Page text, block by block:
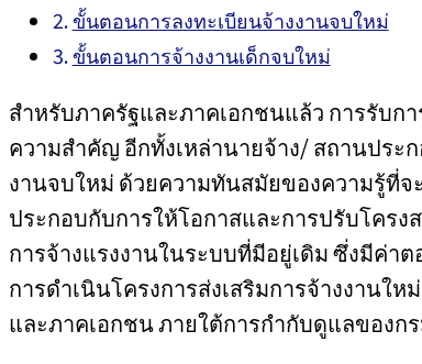
ขั้นตอนการลงทะเบียนจ้างงานจบใหม่
ขั้นตอนการจ้างงานเด็กจบใหม่
สำหรับภาครัฐและภาคเอกชนแล้ว การรับก
ความสำคัญ อีกทั้งเหล่านายจ้าง/ สถานประ
งานจบใหม่ ด้วยความทันสมัยของความรู้ที่จ
ประกอบกับการให้โอกาสและการปรับโคร
การจ้างแรงงานในระบบที่มีอยู่เดิม ซึ่งมีค่า
การดำเนินโครงการส่งเสริมการจ้างงานใ
และภาคเอกชน ภายใต้การกำกับดูแลของก